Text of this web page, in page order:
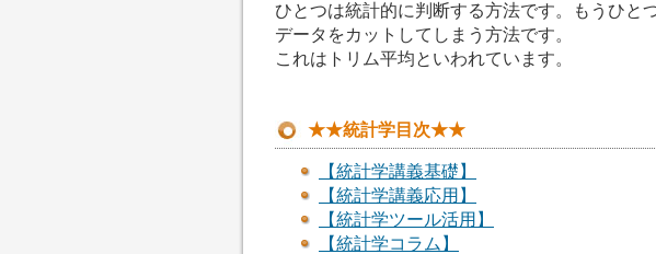
ひとつは統計的に判断する方法です。もうひと
データをカットしてしまう方法です。
これはトリム平均といわれています。
★★統計学目次★★
【統計学講義基礎】
【統計学講義応用】
【統計学ツール活用】
【統計学コラム】